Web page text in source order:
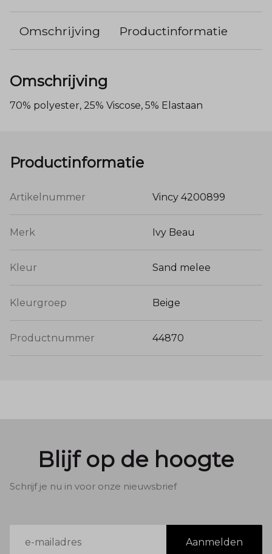
Omschrijving Productinformatie
Omschrijving
70% polyester, 25% Viscose, 5% Elastaan
Productinformatie
Artikelnummer Vincy 4200899
Merk Ivy Beau
Kleur Sand melee
Kleurgroep Beige
Productnummer 44870
Blijf op de hoogte
Schrijf je nu in voor onze nieuwsbrief
mailadres
Aanmelden